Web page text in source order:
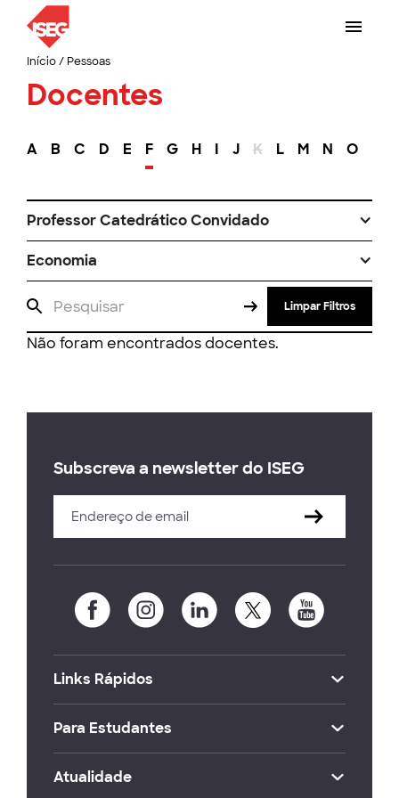
Início/ Pessoas
Docentes
A B C D E F G H I J K L M N O
Professor Catedrático Convidado
Economia
Limpar Filtros
Não foram encontrados docentes.
Subscreva a newsletter do ISEG
Links Rápidos
Para Estudantes
Atualidade